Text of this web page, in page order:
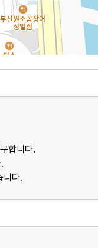
합니다.
니다.